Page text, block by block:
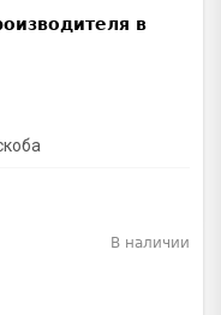
В наличии